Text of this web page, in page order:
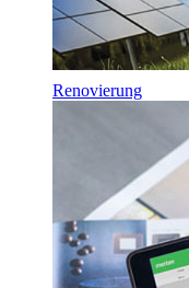
Renovierung